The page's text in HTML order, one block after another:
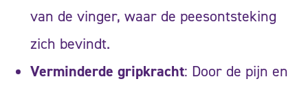
van de vinger, waar de peesontsteking
zich bevindt.
Verminderde gripkracht: Door de pijn en